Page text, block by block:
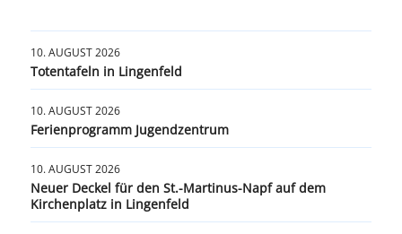
10. AUGUST 2026
Totentafeln in Lingenfeld
10. AUGUST 2026
Ferienprogramm Jugendzentrum
10. AUGUST 2026
Neuer Deckel für den St.-Martinus-Napf auf dem
Kirchenplatz in Lingenfeld